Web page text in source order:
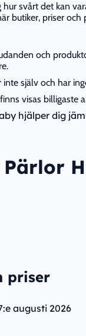
hur svårt det kan
butiker, priser och
och
själv och har
visas billigaste
hjälper dig
priser
augusti 2026